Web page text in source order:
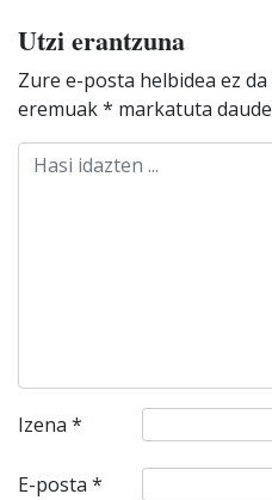
Utzi erantzuna
Zure e-posta helbidea ez
eremuak* markatuta daude
Izena *
E-posta *